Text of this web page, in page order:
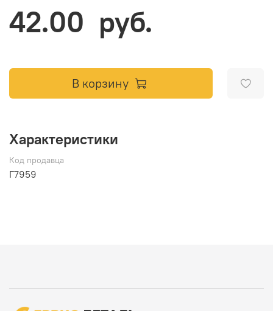
42.00 руб.
В корзину
Характеристики
Код продавца
Г7959